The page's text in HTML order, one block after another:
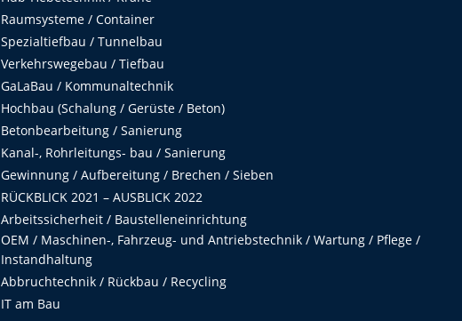
Raumsysteme / Container
Spezialtiefbau / Tunnelbau
Verkehrswegebau / Tiefbau
GaLaBau / Kommunaltechnik
Hochbau (Schalung / Gerüste / Beton)
Betonbearbeitung / Sanierung
Kanal-, Rohrleitungs- bau / Sanierung
Gewinnung / Aufbereitung / Brechen / Sieben
RÜCKBLICK 2021 – AUSBLICK 2022
Arbeitssicherheit / Baustelleneinrichtung
OEM / Maschinen-, Fahrzeug- und Antriebstechnik / Wartung / Pflege /
Instandhaltung
Abbruchtechnik / Rückbau / Recycling
IT am Bau